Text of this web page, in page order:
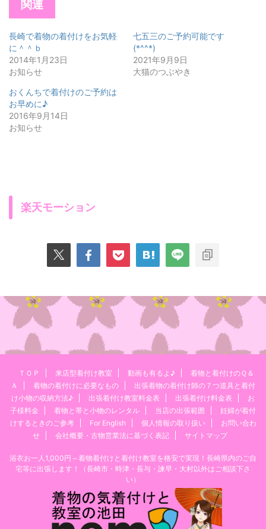
関連
長崎で着物の着付けをお気軽
に＾＾ｂ
2014年1月23日
お知らせ
七五三のご予約可能です
(*^^*)
2021年9月9日
大猫のつぶやき
おくんちで着付けのご予約は
お早めに♪
2016年9月14日
お知らせ
楽天モーション
ＴＯＰ 来店型着付け教室 動画も有るよ♪
着物と着付けのＱ＆
Ａ
着物の着付けに必要なもの
出張着物の着付け師の７つ道具と着付
け小物の収納方法♪
出張着付け教室料金表 出張着付け料金表
お
子様料金
着物と帯と小物のレンタル 当店の出張範囲
妊婦が着付
けするときのご参考
For English 個人情報の取り扱い
お問い合わ
せ
会社概要・古物営業法に基づく表記 サイトマップ
浴衣お一人1,000円～着物着付けと着付け教室を格安で実現！長崎県内のご自
宅等に出張します！（長崎市・時津・長与・諫早・大村以外はご相談下さ
い）